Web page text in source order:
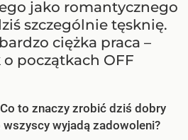
jako romantycznego
szczególnie tęsknię.
ciężka praca –
początkach OFF
to znaczy zrobić dziś dobry
wyjadą zadowoleni?